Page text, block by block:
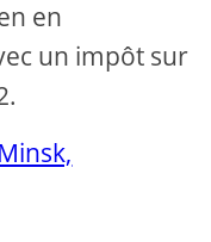
en
un impôt sur